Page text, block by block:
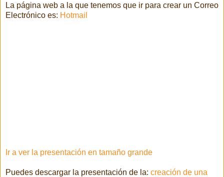
La página web a la que tenemos que ir para crear un Correo
Electrónico es: Hotmail
Ir a ver la presentación en tamaño grande
Puedes descargar la presentación de la: creación de una